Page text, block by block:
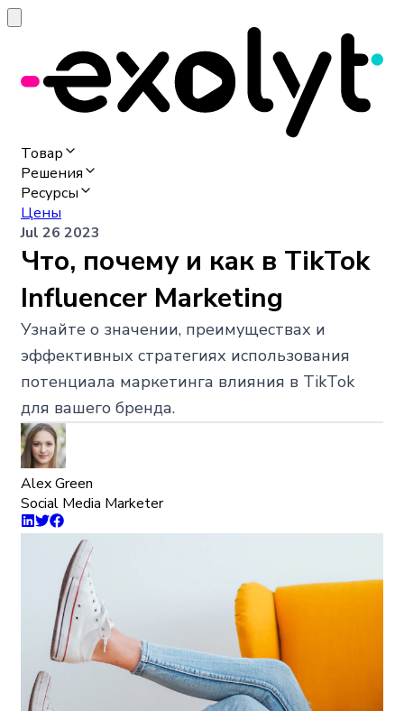
Товар
Решения
Ресурсы
Цены
Jul 26 2023
Что, почему и как в TikTok
Influencer Marketing
Узнайте о значении, преимуществах и
эффективных стратегиях использования
потенциала маркетинга влияния в TikTok
для вашего бренда.
Alex Green
Social Media Marketer